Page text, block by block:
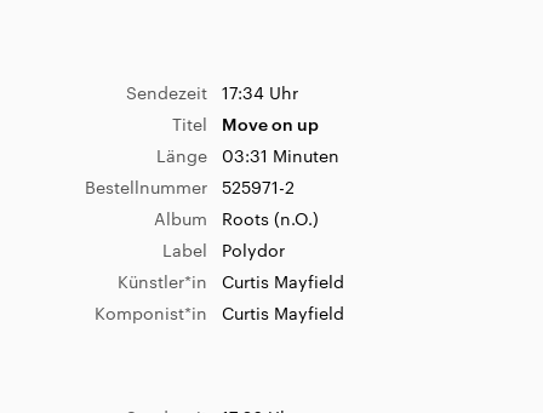
Sendezeit
17:34 Uhr
Titel
Move on up
Länge
03:31 Minuten
Bestellnummer
525971-2
Album
Roots (n.O.)
Label
Polydor
Künstler*in
Curtis Mayfield
Komponist*in
Curtis Mayfield